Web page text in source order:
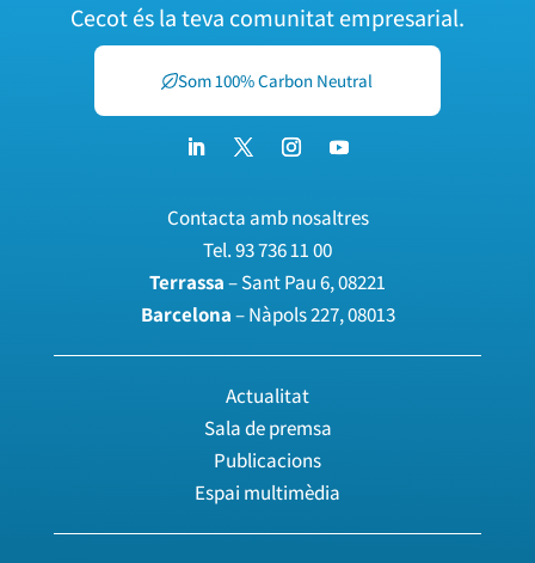
Cecot és la teva comunitat empresarial.
Som 100% Carbon Neutral
Contacta amb nosaltres
Tel.93 736 11 00
Terrassa– Sant Pau 6, 08221
Barcelona– Nàpols 227, 08013
Actualitat
Sala de premsa
Publicacions
Espai multimèdia